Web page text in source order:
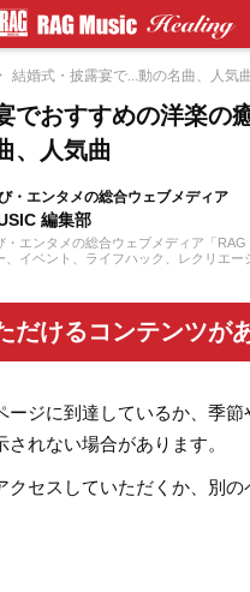
結婚式・披露宴で...動の名曲、人気
でおすすめの洋楽の
、人気曲
・エンタメの総合ウェブメディア
編集部
・エンタメの総合ウェブメディア「RAG
、イベント、ライフハック、レクリエー
だけるコンテンツが
ージに到達しているか、季節
れない場合があります。
クセスしていただくか、別の